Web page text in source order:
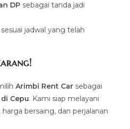
DP sebagai tanda jadi
sesuai jadwal yang telah
Arimbi Rent Car sebagai
Cepu. Kami siap melayani
bersaing, dan perjalanan